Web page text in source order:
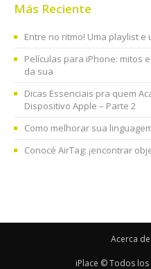
Más Reciente
Entre no ritmo! Uma playlist
Películas para iPhone: mitos
da sua
Dicas Essenciais pra quem
Dispositivo Apple – Parte 2
Como melhorar sua
Conocé AirTag: ¡encontrar
Acerca de
iPlace © Todos